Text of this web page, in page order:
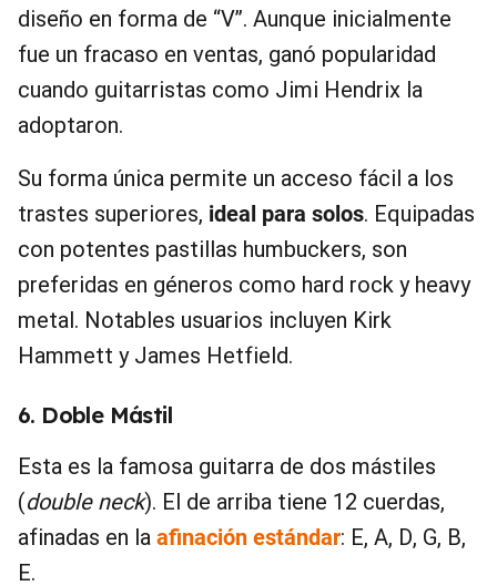
diseño en forma de “V”. Aunque inicialmente
fue un fracaso en ventas, ganó popularidad
cuando guitarristas como Jimi Hendrix la
adoptaron.
Su forma única permite un acceso fácil a los
trastes superiores, ideal para solos. Equipadas
con potentes pastillas humbuckers, son
preferidas en géneros como hard rock y heavy
metal. Notables usuarios incluyen Kirk
Hammett y James Hetfield.
6. Doble Mástil
Esta es la famosa guitarra de dos mástiles
(double neck). El de arriba tiene 12 cuerdas,
afinadas en la afinación estándar: E, A, D, G, B,
E.